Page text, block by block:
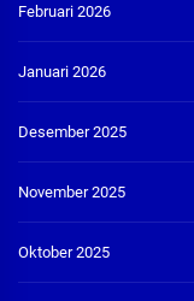
Februari 2026
Januari 2026
Desember 2025
November 2025
Oktober 2025